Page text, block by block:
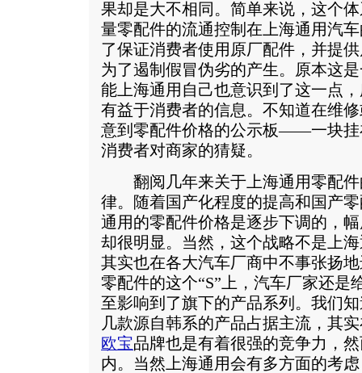
果却是大不相同。简单来说，这个
量零配件的流通控制在上海通用汽
了保证消费者使用原厂配件，并提
为了遏制假冒伪劣的产生。原本这
能上海通用自己也意识到了这一点
有益于消费者的信息。不知道在维
意到零配件价格的公示板——一块挂
消费者对商家的猜疑。
翻阅几年来关于上海通用零配件
律。随着国产化程度的提高和国产
通用的零配件价格是逐步下调的，
却很明显。当然，这个战略不是上
其实也在各大汽车厂商中不事张扬
零配件的这个“S”上，汽车厂家还是
至影响到了旗下的产品系列。我们
几款源自韩系的产品占据主流，其
欧宝品牌也是有着很强的竞争力，
内。当然上海通用会有多方面的考